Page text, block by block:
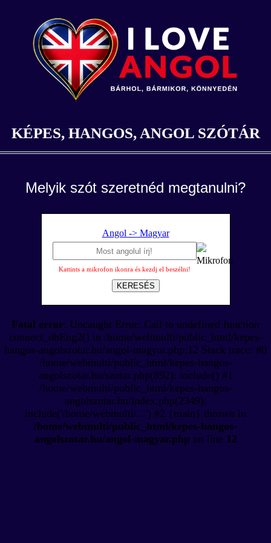
KÉPES, HANGOS, ANGOL SZÓTÁR
Melyik szót szeretnéd megtanulni?
Angol -> Magyar
Kattints a mikrofon ikonra és kezdj el beszélni!
KERESÉS
Fatal error: Uncaught Error: Call to undefined function
connect_dbEng2() in /home/webmulti/public_html/kepes-
hangos-angolszotar.hu/angol-magyar.php:12 Stack trace: #0
/home/webmulti/public_html/kepes-hangos-
angolszotar.hu/szotar.php(892): include() #1
/home/webmulti/public_html/kepes-hangos-
angolszotar.hu/index.php(2349):
include('/home/webmulti/...') #2 {main} thrown in
/home/webmulti/public_html/kepes-hangos-
angolszotar.hu/angol-magyar.php on line 12